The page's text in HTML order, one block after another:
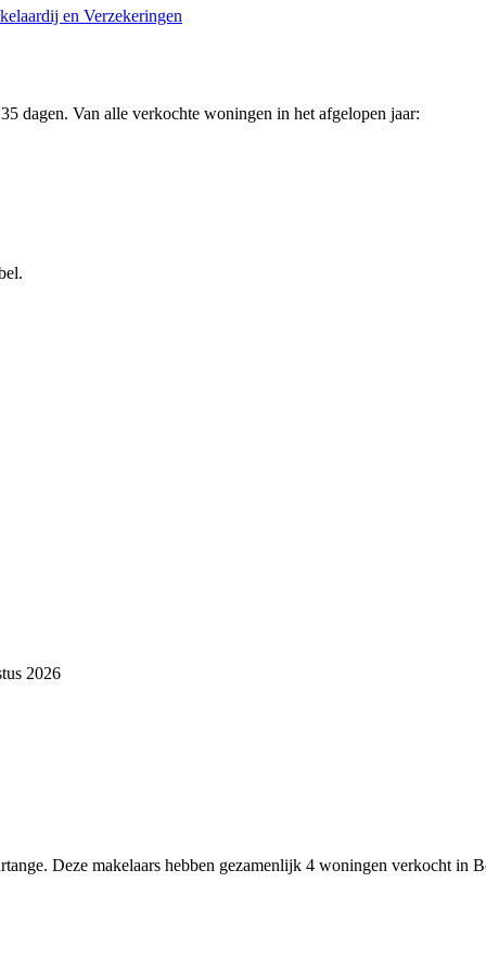
en Verzekeringen
dagen. Van alle verkochte woningen in het afgelopen jaar:
2026
Deze makelaars hebben gezamenlijk 4 woningen verkocht in